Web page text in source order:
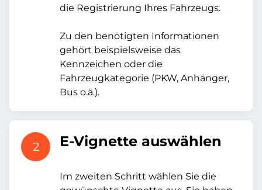
die Registrierung Ihres Fahrzeugs.
Zu den benötigten Informationen
gehört beispielsweise das
Kennzeichen oder die
Fahrzeugkategorie (PKW, Anhänger,
Bus o.ä.).
2 E-Vignette auswählen
Im zweiten Schritt wählen Sie die